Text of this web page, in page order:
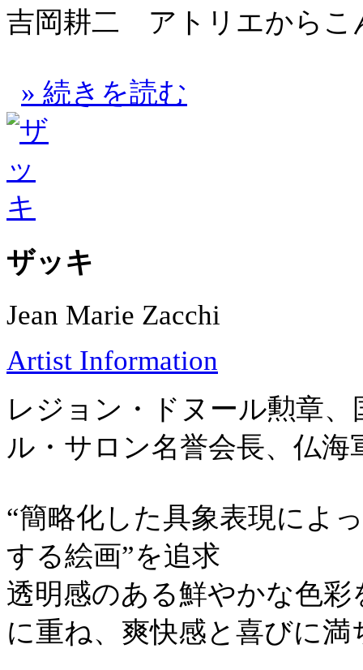
吉岡耕二 アトリエから
» 続きを読む
ザッキ
Jean Marie Zacchi
Artist Information
レジョン・ドヌール勲章
ル・サロン名誉会長、仏海
“簡略化した具象表現によ
する絵画”を追求
透明感のある鮮やかな色
に重ね、爽快感と喜びに